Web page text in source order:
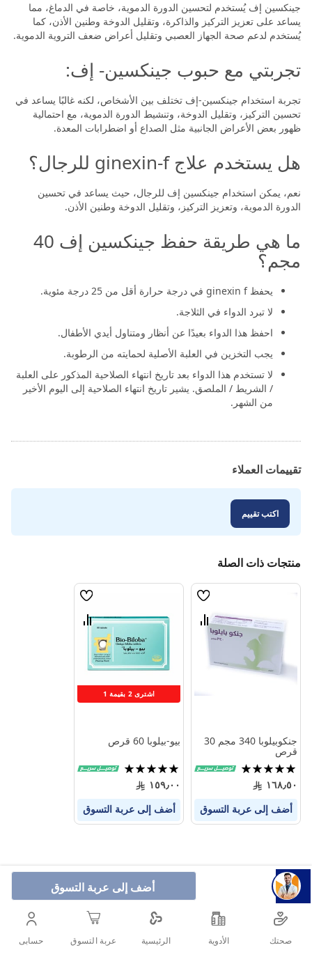
أضف إلى عربة التسوق
جينكسين إف يُستخدم لتحسين الدورة الدموية، خاصة في الدماغ، مما
يساعد على تعزيز التركيز والذاكرة، وتقليل الدوخة وطنين الأذن، كما
يُستخدم لدعم صحة الجهاز العصبي وتقليل أعراض ضعف التروية الدموية.
تجربتي مع حبوب جينكسين- إف:
تجربة استخدام جينكسين-إف تختلف بين الأشخاص، لكنه غالبًا يساعد في
تحسين التركيز، وتقليل الدوخة، وتنشيط الدورة الدموية، مع احتمالية
ظهور بعض الأعراض الجانبية مثل الصداع أو اضطرابات المعدة.
هل يستخدم علاج ginexin-f للرجال؟
نعم، يمكن استخدام جينكسين إف للرجال، حيث يساعد في تحسين
الدورة الدموية، وتعزيز التركيز، وتقليل الدوخة وطنين الأذن.
ما هي طريقة حفظ جينكسين إف 40
مجم؟
يحفظ ginexin f في درجة حرارة أقل من 25 درجة مئوية.
لا تبرد الدواء في الثلاجة.
احفظ هذا الدواء بعيدًا عن أنظار ومتناول أيدي الأطفال.
يجب التخزين في العلبة الأصلية لحمايته من الرطوبة.
لا تستخدم هذا الدواء بعد تاريخ انتهاء الصلاحية المذكور على العلبة
/ الشريط / الملصق. يشير تاريخ انتهاء الصلاحية إلى اليوم الأخير
من الشهر.
تقييمات العملاء
اكتب تقييم
منتجات ذات الصلة
قائمة
قارن
جنكوبيلوبا 340 مجم 30
قرص
تقييم:
100%
١٦٨٫٥٠
أضف إلى عربة التسوق
اشترى 2 بقيمة 1
قائمة
قارن
بيو-بيلوبا 60 قرص
تقييم:
100%
١٥٩٫٠٠
أضف إلى عربة التسوق
صحتك الأدوية الرئيسية عربة التسوق حسابى